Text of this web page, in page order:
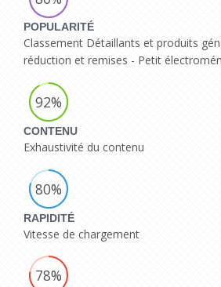
POPULARITÉ
Classement Détaillants et produits
réduction et remises - Petit
92%
CONTENU
Exhaustivité du contenu
80%
RAPIDITÉ
Vitesse de chargement
78%